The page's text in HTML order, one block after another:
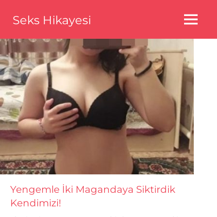
Seks Hikayesi
Hikayeleri,Bedava
Seks
Hikayeleri,Aldatma
Seks
Hikayeleri
MENU
Yengemle İki Magandaya Siktirdik
Kendimizi!